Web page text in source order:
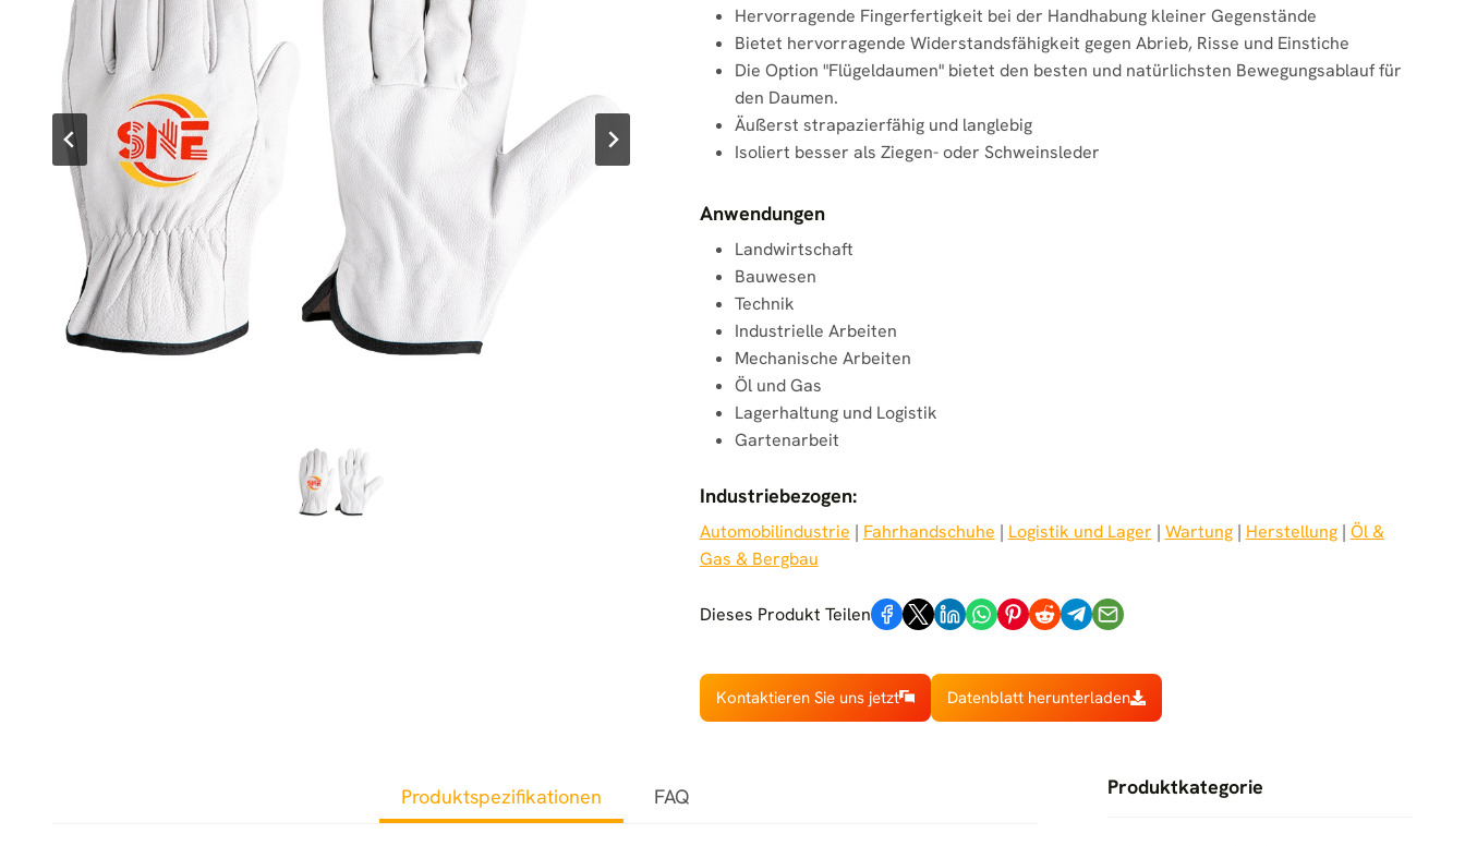
Hervorragende Fingerfertigkeit bei der Handhabung kleiner Gegenstände
Bietet hervorragende Widerstandsfähigkeit gegen Abrieb, Risse und Einstiche
Die Option "Flügeldaumen" bietet den besten und natürlichsten Bewegungsablauf für
den Daumen.
Äußerst strapazierfähig und langlebig
Isoliert besser als Ziegen- oder Schweinsleder
Anwendungen
Landwirtschaft
Bauwesen
Technik
Industrielle Arbeiten
Mechanische Arbeiten
Öl und Gas
Lagerhaltung und Logistik
Gartenarbeit
Industriebezogen:
Automobilindustrie | Fahrhandschuhe | Logistik und Lager | Wartung | Herstellung | Öl &
Gas & Bergbau
Dieses Produkt Teilen
Kontaktieren Sie uns jetzt Datenblatt herunterladen
Produktspezifikationen FAQ Produktkategorie